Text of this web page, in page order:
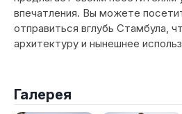
впечатления. Вы можете
отправиться вглубь Стамбула,
архитектуру и нынешнее
Галерея